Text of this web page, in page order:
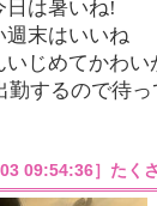
日は暑いね!
週末はいいね
いじめてかわ
勤するので待っ
09:54:36］たく